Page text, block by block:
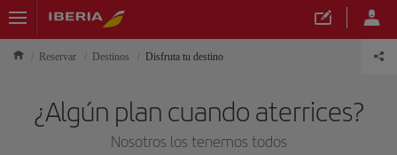
Reservar Destinos Disfruta tu destino
¿Algún plan cuando aterrices?
Nosotros los tenemos todos